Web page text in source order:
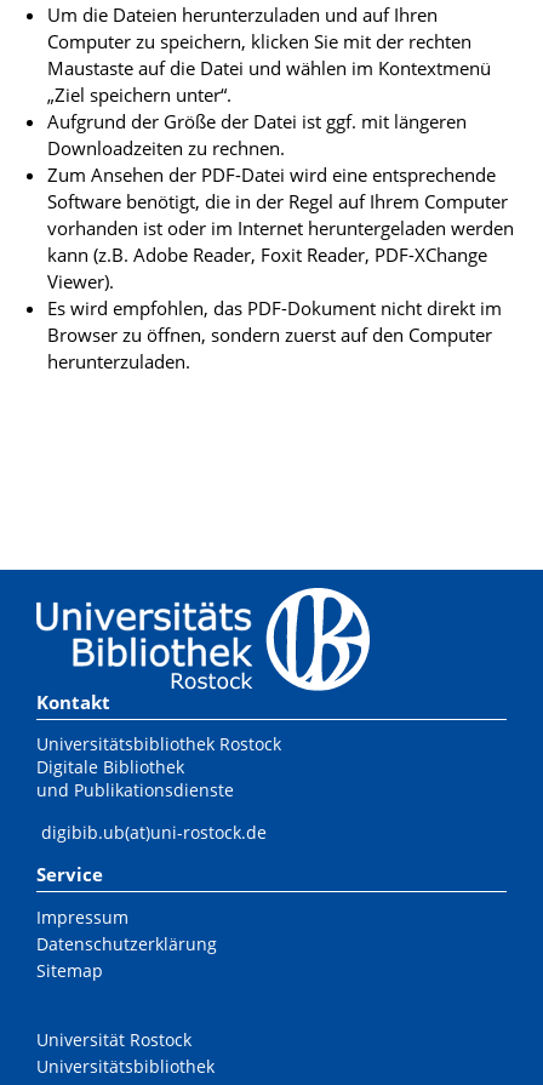
Um die Dateien herunterzuladen und auf Ihren
Computer zu speichern, klicken Sie mit der rechten
Maustaste auf die Datei und wählen im Kontextmenü
„Ziel speichern unter“.
Aufgrund der Größe der Datei ist ggf. mit längeren
Downloadzeiten zu rechnen.
Zum Ansehen der PDF-Datei wird eine entsprechende
Software benötigt, die in der Regel auf Ihrem Computer
vorhanden ist oder im Internet heruntergeladen werden
kann (z.B. Adobe Reader, Foxit Reader, PDF-XChange
Viewer).
Es wird empfohlen, das PDF-Dokument nicht direkt im
Browser zu öffnen, sondern zuerst auf den Computer
herunterzuladen.
Kontakt
Universitätsbibliothek Rostock
Digitale Bibliothek
und Publikationsdienste
digibib.ub(at)uni-rostock.de
Service
Impressum
Datenschutzerklärung
Sitemap
Universität Rostock
Universitätsbibliothek